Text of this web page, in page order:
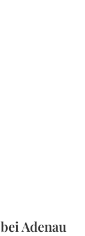
Adenau